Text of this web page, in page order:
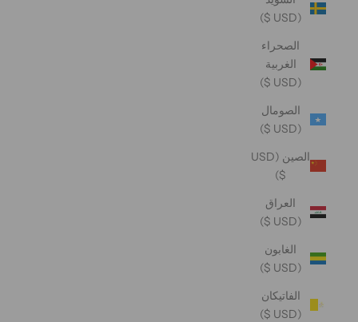
(USD $)
الصحراء
الغربية
(USD $)
الصومال
(USD $)
الصين (USD
$)
العراق
(USD $)
الغابون
(USD $)
الفاتيكان
(USD $)